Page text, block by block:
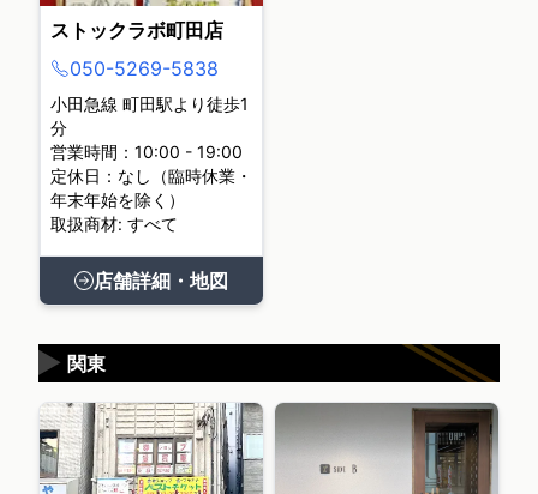
ストックラボ町田店
050-5269-5838
小田急線 町田駅より徒歩1
分
営業時間：10:00 - 19:00
定休日：なし（臨時休業・
年末年始を除く）
取扱商材: すべて
店舗詳細・地図
関東
▶